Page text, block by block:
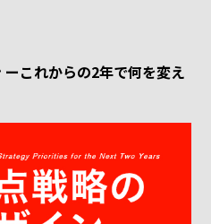
これからの2年で何を変え